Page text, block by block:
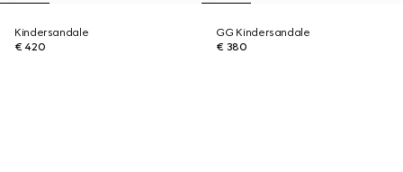
Kindersandale
€ 420
GG Kindersandale
€ 380